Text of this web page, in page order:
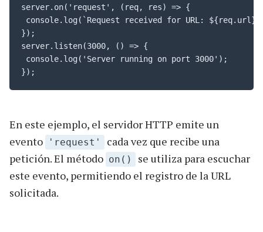
server.on('request', (req, res) => {
console.log(`Request received for URL:
});
server.listen(3000, () => {
console.log('Server running on port 3000');
});
En este ejemplo, el servidor HTTP emite un
evento
'request'
cada vez que recibe una
petición. El método on()
se utiliza para escuchar
este evento, permitiendo el registro de la URL
solicitada.